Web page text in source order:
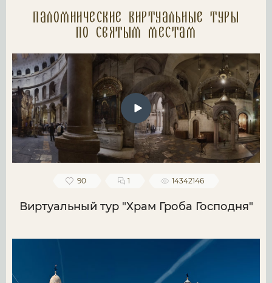
Паломнические Виртуальные туры
по святым местам
90 1 14342146
Виртуальный тур "Храм Гроба Господня"